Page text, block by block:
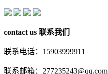
contact us 联系我们
联系电话：15903999911
联系邮箱：277235243@qq.com